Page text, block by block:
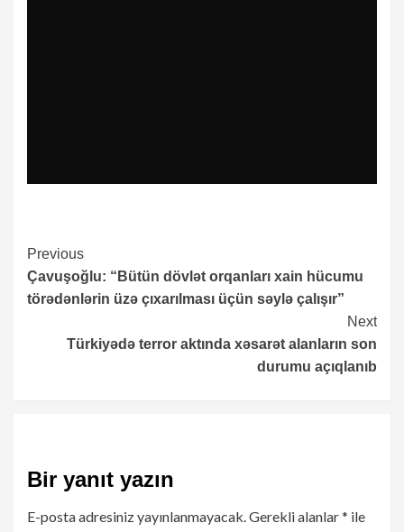
Continue
Reading
Previous
Çavuşoğlu: “Bütün dövlət orqanları xain hücumu
törədənlərin üzə çıxarılması üçün səylə çalışır”
Next
Türkiyədə terror aktında xəsarət alanların son
durumu açıqlanıb
Bir yanıt yazın
E-posta adresiniz yayınlanmayacak. Gerekli alanlar* ile